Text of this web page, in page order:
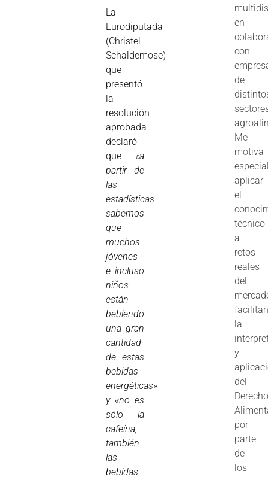
La
Eurodiputada
(Christel
Schaldemose)
que
presentó
la
resolución
aprobada
declaró
que «a
partir de
las
estadísticas
sabemos
que
muchos
jóvenes
e incluso
niños
están
bebiendo
una gran
cantidad
de estas
bebidas
energéticas»
y «no es
sólo la
cafeína,
también
las
bebidas
en
con
de
Me
motiva
aplicar
el
técnico
a
retos
reales
del
la
y
del
por
parte
de
los